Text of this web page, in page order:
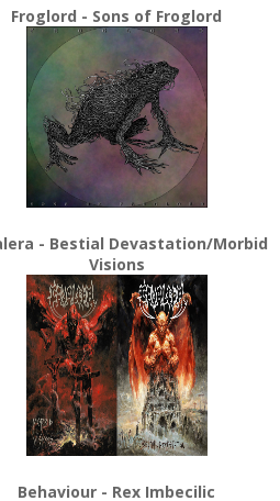
Froglord - Sons of Froglord
- Bestial Devastation/Morbid
Visions
Behaviour - Rex Imbecilic